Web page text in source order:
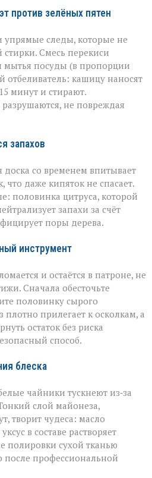
против зелёных пятен
упрямые следы, которые не
Смесь перекиси
мытья посуды (в пропорции
отбеливатель: кашицу наносят
минут и стирают.
не повреждая
запахов
доска со временем впитывает
даже кипяток не спасает.
половинка цитруса, которой
запахи за счёт
поры дерева.
инструмент
и остаётся в патроне, не
Сначала обесточьте
половинку сырого
прилегает к осколкам, а
остаток без риска
способ.
блеска
чайники тускнеют из‑за
слой майонеза,
творит чудеса: масло
в составе растворяет
полировки сухой тканью
после профессиональной